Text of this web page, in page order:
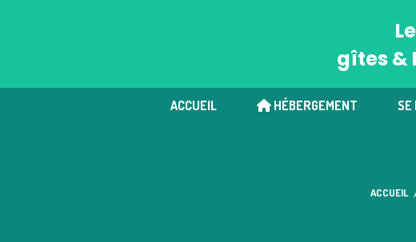
gîtes &
ACCUEIL HÉBERGEMENT SE
ACCUEIL